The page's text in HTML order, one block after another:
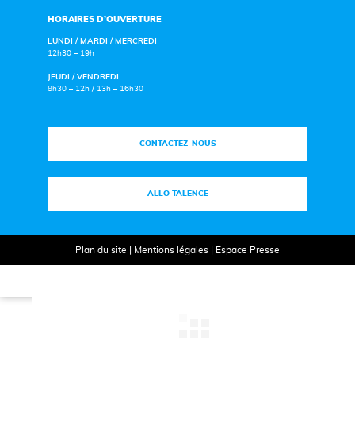
HORAIRES D’OUVERTURE
LUNDI / MARDI / MERCREDI
12h30 – 19h
JEUDI / VENDREDI
8h30 – 12h / 13h – 16h30
CONTACTEZ-NOUS
ALLO TALENCE
Plan du site Mentions légales| Espace Presse